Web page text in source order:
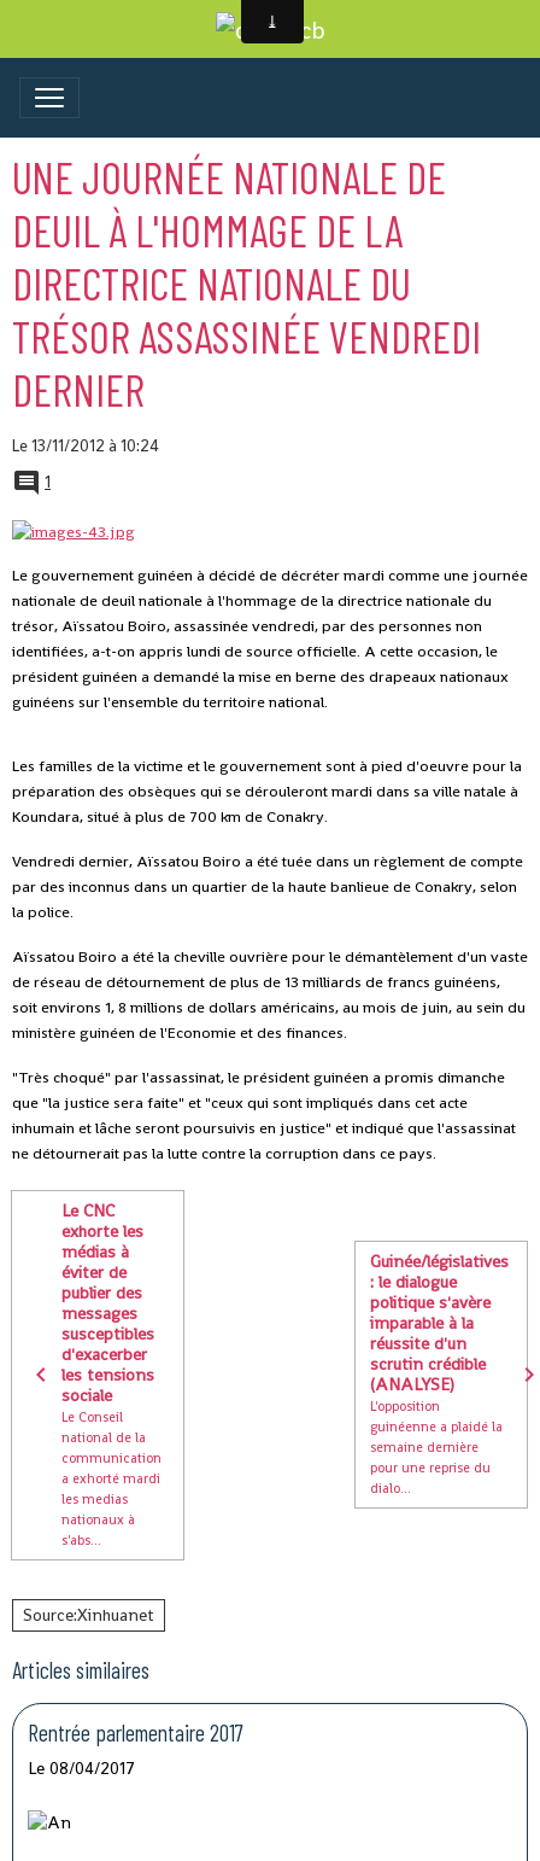
UNE JOURNÉE NATIONALE DE
DEUIL À L'HOMMAGE DE LA
DIRECTRICE NATIONALE DU
TRÉSOR ASSASSINÉE VENDREDI
DERNIER
Le 13/11/2012 à 10:24
1
Le gouvernement guinéen à décidé de décréter mardi comme une journée
nationale de deuil nationale à l'hommage de la directrice nationale du
trésor, Aïssatou Boiro, assassinée vendredi, par des personnes non
identifiées, a-t-on appris lundi de source officielle. A cette occasion, le
président guinéen a demandé la mise en berne des drapeaux nationaux
guinéens sur l'ensemble du territoire national.
Les familles de la victime et le gouvernement sont à pied d'oeuvre pour la
préparation des obsèques qui se dérouleront mardi dans sa ville natale à
Koundara, situé à plus de 700 km de Conakry.
Vendredi dernier, Aïssatou Boiro a été tuée dans un règlement de compte
par des inconnus dans un quartier de la haute banlieue de Conakry, selon
la police.
Aïssatou Boiro a été la cheville ouvrière pour le démantèlement d'un vaste
de réseau de détournement de plus de 13 milliards de francs guinéens,
soit environs 1, 8 millions de dollars américains, au mois de juin, au sein du
ministère guinéen de l'Economie et des finances.
"Très choqué" par l'assassinat, le président guinéen a promis dimanche
que "la justice sera faite" et "ceux qui sont impliqués dans cet acte
inhumain et lâche seront poursuivis en justice" et indiqué que l'assassinat
ne détournerait pas la lutte contre la corruption dans ce pays.
Le CNC
exhorte les
médias à
éviter de
publier des
messages
susceptibles
d'exacerber
les tensions
sociale
Le Conseil
national de la
communication
a exhorté mardi
les medias
nationaux à
s'abs...
Guinée/législatives
: le dialogue
politique s'avère
imparable à la
réussite d'un
scrutin crédible
(ANALYSE)
L'opposition
guinéenne a plaidé la
semaine dernière
pour une reprise du
dialo...
Source:Xinhuanet
Articles similaires
Rentrée parlementaire 2017
Le 08/04/2017